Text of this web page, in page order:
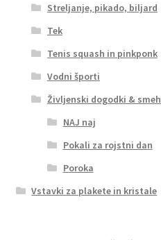
Streljanje, pikado, biljard
Tek
Tenis squash in pinkponk
Vodni športi
Življenski dogodki & smeh
NAJ naj
Pokali za rojstni dan
Poroka
Vstavki za plakete in kristale